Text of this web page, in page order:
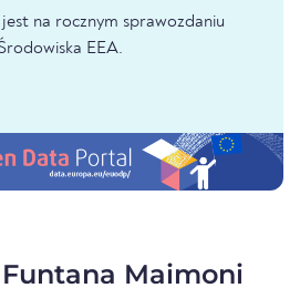
na rocznym sprawozdaniu
EEA.
Maimoni